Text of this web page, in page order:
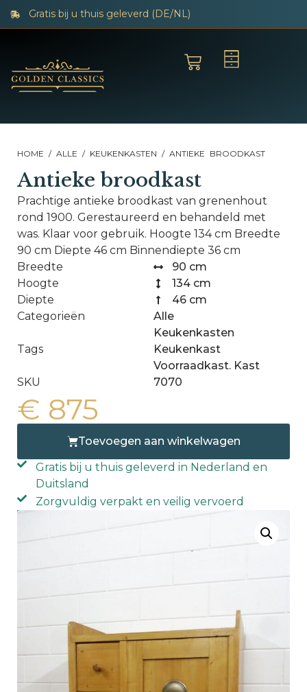
Gratis bij u thuis geleverd (DE/NL)
HOME / ALLE / KEUKENKASTEN / ANTIEKE BROODKAST
Antieke broodkast
Prachtige antieke broodkast van grenenhout
rond 1900. Gerestaureerd en behandeld met
was. Klaar voor gebruik. Hoogte 134 cm Breedte
90 cm Diepte 46 cm Binnendiepte 36 cm
Breedte
90 cm
Hoogte
134 cm
Diepte
46 cm
Categorieën
Alle
Keukenkasten
Tags
Keukenkast
Voorraadkast. Kast
SKU
7070
€ 875
Toevoegen aan winkelwagen
Gratis bij u thuis geleverd in Nederland en
Duitsland
Zorgvuldig verpakt en veilig vervoerd